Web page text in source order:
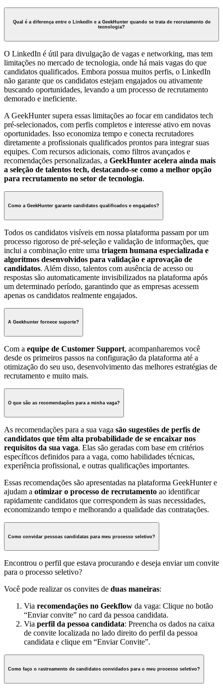
Qual é a diferença entre o LinkedIn e a GeekHunter quando se trata de recrutamento de
tecnologia?
O LinkedIn é útil para divulgação de vagas e networking, mas tem
limitações no mercado de tecnologia, onde há mais vagas do que
candidatos qualificados. Embora possua muitos perfis, o LinkedIn
não garante que os candidatos estejam engajados ou ativamente
buscando oportunidades, levando a um processo de recrutamento
demorado e ineficiente.
A GeekHunter supera essas limitações ao focar em candidatos tech
pré-selecionados, com perfis completos e interesse ativo em novas
oportunidades. Isso economiza tempo e conecta recrutadores
diretamente a profissionais qualificados prontos para integrar suas
equipes. Com recursos adicionais, como filtros avançados e
recomendações personalizadas, a GeekHunter acelera ainda mais
a seleção de talentos tech, destacando-se como a melhor opção
para recrutamento no setor de tecnologia.
Como a GeekHunter garante candidatos qualificados e engajados?
Todos os candidatos visíveis em nossa plataforma passam por um
processo rigoroso de pré-seleção e validação de informações, que
inclui a combinação entre uma triagem humana especializada e
algoritmos desenvolvidos para validação e aprovação de
candidatos. Além disso, talentos com ausência de acesso ou
respostas são automaticamente invisibilizados na plataforma após
um determinado período, garantindo que as empresas acessem
apenas os candidatos realmente engajados.
A Geekhunter fornece suporte?
Com a equipe de Customer Support, acompanharemos você
desde os primeiros passos na configuração da plataforma até a
otimização do seu uso, desenvolvimento das melhores estratégias de
recrutamento e muito mais.
O que são as recomendações para a minha vaga?
As recomendações para a sua vaga são sugestões de perfis de
candidatos que têm alta probabilidade de se encaixar nos
requisitos da sua vaga. Elas são geradas com base em critérios
específicos definidos para a vaga, como habilidades técnicas,
experiência profissional, e outras qualificações importantes.
Essas recomendações são apresentadas na plataforma GeekHunter e
ajudam a otimizar o processo de recrutamento ao identificar
rapidamente candidatos que correspondem às suas necessidades,
economizando tempo e melhorando a qualidade das contratações.
Como convidar pessoas candidatas para meu processo seletivo?
Encontrou o perfil que estava procurando e deseja enviar um convite
para o processo seletivo?
Você pode realizar os convites de duas maneiras:
Via recomendações no Geekflow da vaga: Clique no botão
“Enviar convite” no card da pessoa candidata.
Via perfil da pessoa candidata: Preencha os dados na caixa
de convite localizada no lado direito do perfil da pessoa
candidata e clique em “Enviar Convite”.
Como faço o rastreamento de candidatos convidados para o meu processo seletivo?